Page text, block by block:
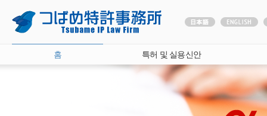
홈 특허 및 실용신안